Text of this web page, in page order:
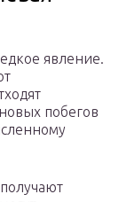
явление.
побегов